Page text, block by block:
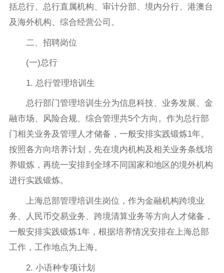
括总行、总行直属机构、审计分部、境内分行、港澳台
及海外机构、综合经营公司。
二、招聘岗位
(一)总行
1. 总行管理培训生
总行部门管理培训生分为信息科技、业务发展、金
融市场、风险合规、综合管理共5个方向。作为总行部
门相关业务及管理人才储备，一般安排实践锻炼1年。
按照各方向培养计划，先在境内机构及相关业务条线培
养锻炼，再统一安排到全球不同国家和地区的境外机构
进行实践锻炼。
上海总部管理培训生岗位，作为金融机构跨境业
务、人民币交易业务、跨境清算业务等方向人才储备，
一般安排实践锻炼1年，根据培养情况安排在上海总部
工作，工作地点为上海。
2. 小语种专项计划